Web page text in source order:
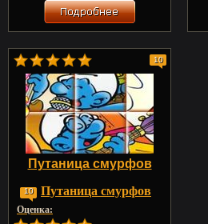
10
Путаница смурфов
10 Путаница смурфов
Оценка: